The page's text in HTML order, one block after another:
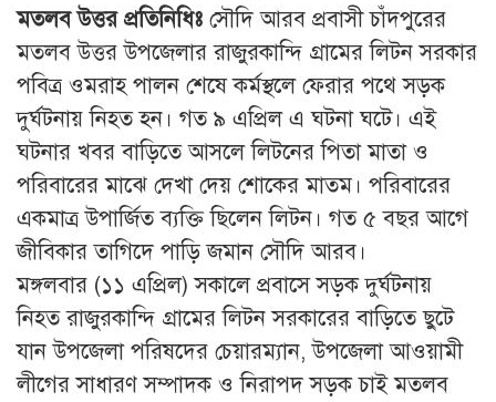
মতলব উত্তর প্রতিনিধিঃ সৌদি আরব প্রবাসী চাঁদপুরের
মতলব উত্তর উপজেলার রাজুরকান্দি গ্রামের লিটন সরকার
পবিত্র ওমরাহ পালন শেষে কর্মস্থলে ফেরার পথে সড়ক
দুর্ঘটনায় নিহত হন। গত ৯ এপ্রিল এ ঘটনা ঘটে। এই
ঘটনার খবর বাড়িতে আসলে লিটনের পিতা মাতা ও
পরিবারের মাঝে দেখা দেয় শোকের মাতম। পরিবারের
একমাত্র উপার্জিত ব্যক্তি ছিলেন লিটন। গত ৫ বছর আগে
জীবিকার তাগিদে পাড়ি জমান সৌদি আরব।
মঙ্গলবার (১১ এপ্রিল) সকালে প্রবাসে সড়ক দুর্ঘটনায়
নিহত রাজুরকান্দি গ্রামের লিটন সরকারের বাড়িতে ছুটে
যান উপজেলা পরিষদের চেয়ারম্যান, উপজেলা আওয়ামী
লীগের সাধারণ সম্পাদক ও নিরাপদ সড়ক চাই মতলব